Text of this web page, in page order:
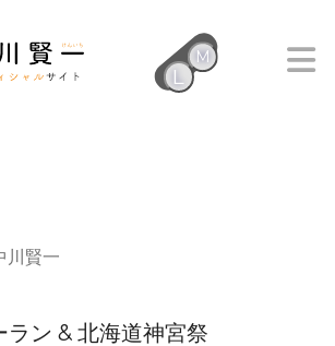
M
L
川賢一
ラン & 北海道神宮祭